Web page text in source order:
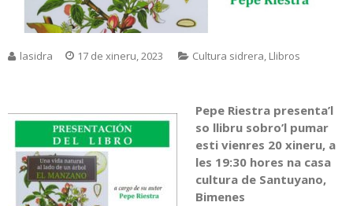
lasidra 17 de xineru, 2023 Cultura sidrera, Llibros
Pepe Riestra presenta’l
so llibru sobro’l pumar
esti vienres 20 xineru, a
les 19:30 hores na casa
cultura de Santuyano,
Bimenes